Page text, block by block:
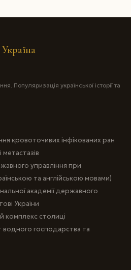
Популяризація української історії та
кровоточивих інфікованих ран
управління при
та англійською мовами)
академії державного
України
комплекс столиці
водного господарства та